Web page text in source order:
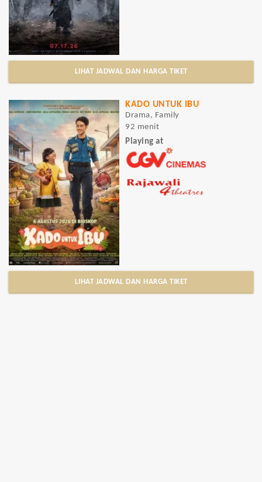
LIHAT JADWAL DAN HARGA TIKET
KADO UNTUK IBU
Drama, Family
92 menit
Playing at
LIHAT JADWAL DAN HARGA TIKET